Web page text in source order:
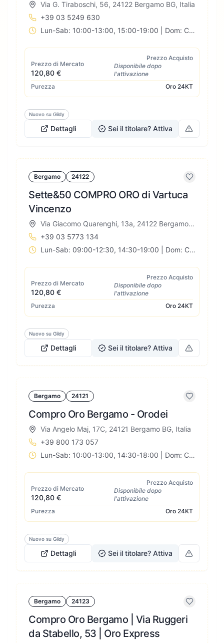
Via G. Tiraboschi, 56, 24122 Bergamo BG, Italia
+39 03 5249 630
Lun-Sab: 10:00-13:00, 15:00-19:00 | Dom: Chiuso
Prezzo di Mercato
120,80 €
Prezzo Acquisto
Disponibile dopo
l'attivazione
Purezza
Oro 24KT
Nuovo su Gildy
Dettagli Sei il titolare? Attiva
Bergamo 24122
Sette&50 COMPRO ORO di Vartuca
Vincenzo
Via Giacomo Quarenghi, 13a, 24122 Bergamo BG, Italia
+39 03 5773 134
Lun-Sab: 09:00-12:30, 14:30-19:00 | Dom: Chiuso
Prezzo di Mercato
120,80 €
Prezzo Acquisto
Disponibile dopo
l'attivazione
Purezza
Oro 24KT
Nuovo su Gildy
Dettagli Sei il titolare? Attiva
Bergamo 24121
Compro Oro Bergamo - Orodei
Via Angelo Maj, 17C, 24121 Bergamo BG, Italia
+39 800 173 057
Lun-Sab: 10:00-13:00, 14:30-18:00 | Dom: Chiuso
Prezzo di Mercato
120,80 €
Prezzo Acquisto
Disponibile dopo
l'attivazione
Purezza
Oro 24KT
Nuovo su Gildy
Dettagli Sei il titolare? Attiva
Bergamo 24123
Compro Oro Bergamo | Via Ruggeri
da Stabello, 53 | Oro Express